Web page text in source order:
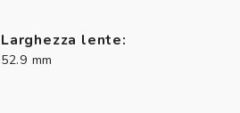
Larghezza lente:
52.9 mm